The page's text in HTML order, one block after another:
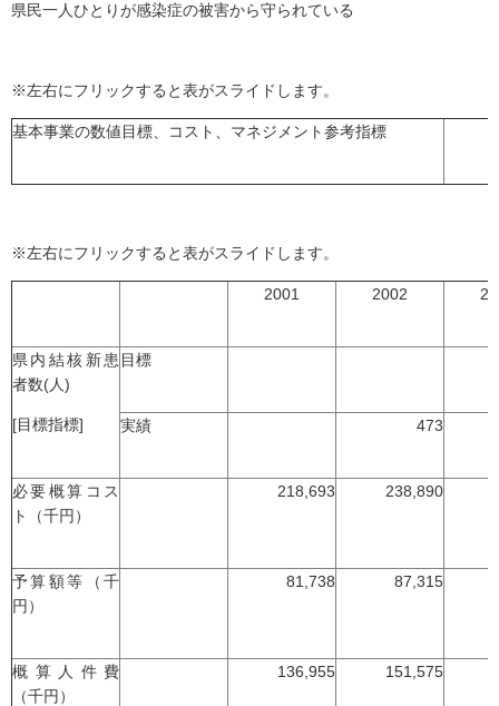
県民一人ひとりが感染症の被害から守られている
※左右にフリックすると表がスライドします。
基本事業の数値目標、コスト、マネジメント参考指標
※左右にフリックすると表がスライドします。
2001 2002
県内結核新患
者数(人)
[目標指標]
目標
実績 473
必要概算コス
ト（千円）
218,693 238,890
予算額等（千
円）
81,738 87,315
概算人件費
（千円）
136,955 151,575